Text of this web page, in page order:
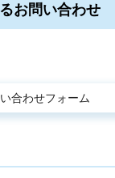
お問い合わせ